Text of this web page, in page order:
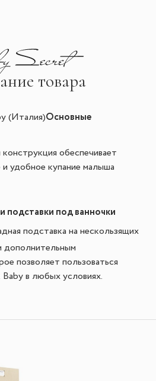
товара
(Италия)Основные
конструкция обеспечивает
и удобное купание малыша
подставки под ванночки
подставка на нескользящих
дополнительным
позволяет пользоваться
Baby в любых условиях.